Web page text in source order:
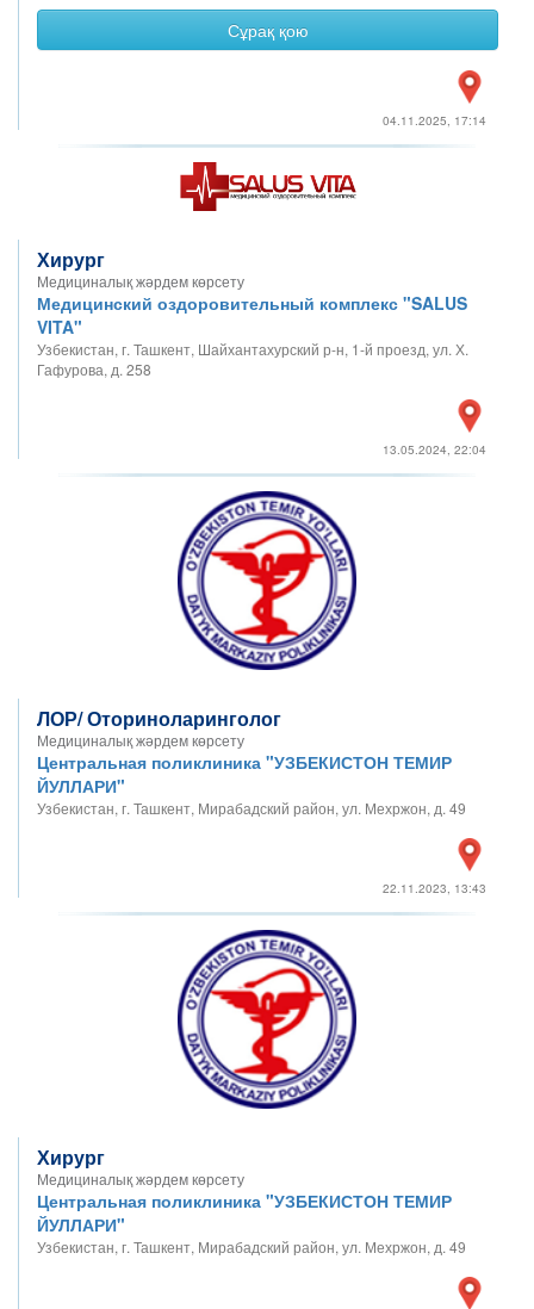
Сұрақ қою
04.11.2025, 17:14
Хирург
Медициналық жәрдем көрсету
Медицинский оздоровительный комплекс "SALUS
VITA"
Узбекистан, г. Ташкент, Шайхантахурский р-н, 1-й проезд, ул. Х.
Гафурова, д. 258
13.05.2024, 22:04
ЛОР/ Оториноларинголог
Медициналық жәрдем көрсету
Центральная поликлиника "УЗБЕКИСТОН ТЕМИР
ЙУЛЛАРИ"
Узбекистан, г. Ташкент, Мирабадский район, ул. Мехржон, д. 49
22.11.2023, 13:43
Хирург
Медициналық жәрдем көрсету
Центральная поликлиника "УЗБЕКИСТОН ТЕМИР
ЙУЛЛАРИ"
Узбекистан, г. Ташкент, Мирабадский район, ул. Мехржон, д. 49